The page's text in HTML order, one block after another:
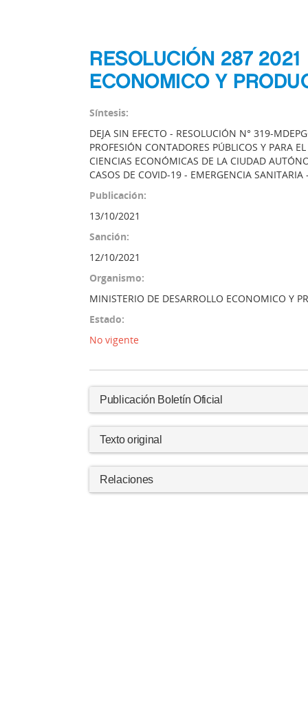
RESOLUCIÓN 287
ECONOMICO Y
Síntesis:
DEJA SIN EFECTO - RESOLUCIÓN N° 319-
PROFESIÓN CONTADORES PÚBLICOS Y PARA
CIENCIAS ECONÓMICAS DE LA CIUDAD
CASOS DE COVID-19 - EMERGENCIA
Publicación:
13/10/2021
Sanción:
12/10/2021
Organismo:
MINISTERIO DE DESARROLLO ECONOMICO Y
Estado:
No vigente
Publicación Boletín Oficial
Texto original
Relaciones